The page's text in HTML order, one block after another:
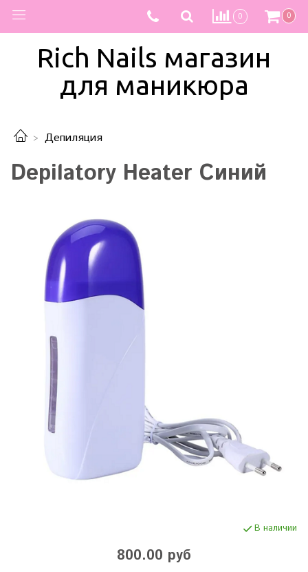
0 0
Rich Nails магазин
для маникюра
Депиляция
Depilatory Heater Синий
В наличии
800.00 руб